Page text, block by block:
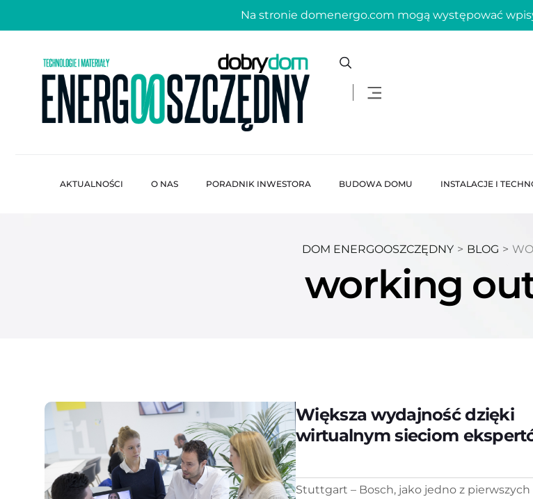
Na stronie domenergo.com mogą występować
AKTUALNOŚCI O NAS PORADNIK INWESTORA BUDOWA DOMU INSTALACJE I
DOM ENERGOOSZCZĘDNY > BLOG >
working
Większa wydajność dzięki
wirtualnym sieciom
Stuttgart – Bosch, jako jedno z